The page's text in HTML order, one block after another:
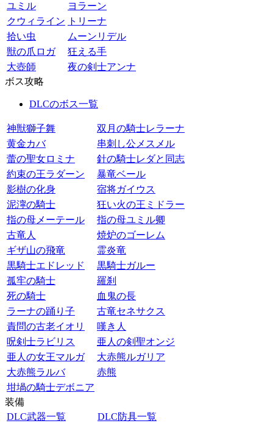
ユミル
ヨラーン
クウィライン
トリーナ
拾い虫
ムーンリデル
獣の爪ロガ
狂える手
大壺師
夜の剣士アンナ
ボス攻略
DLCのボス一覧
神獣獅子舞
双月の騎士レラーナ
黄金カバ
串刺し公メスメル
蕾の聖女ロミナ
針の騎士レダと同志
約束の王ラダーン
暴竜ベール
影樹の化身
宿将ガイウス
泥濘の騎士
狂い火の王ミドラー
指の母メーテール
指の母ユミル卿
古竜人
焼炉のゴーレム
ギザ山の飛竜
霊炎竜
黒騎士エドレッド
黒騎士ガルー
孤牢の騎士
羅刹
死の騎士
血鬼の長
ラーナの踊り子
古竜セネサクス
責問の古老イオリ
嘆き人
呪剣士ラビリス
亜人の剣聖オンジ
亜人の女王マルガ
大赤熊ルガリア
大赤熊ラルバ
赤熊
坩堝の騎士デボニア
装備
DLC武器一覧
DLC防具一覧